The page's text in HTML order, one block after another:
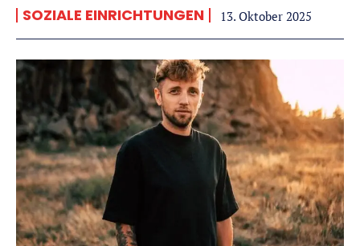
SOZIALE EINRICHTUNGEN 13. Oktober 2025